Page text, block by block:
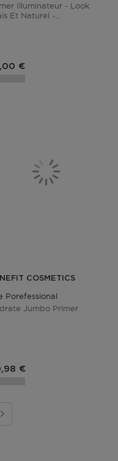
Illuminateur - Look
Et Naturel -
€
COSMETICS
Porefessional
Jumbo Primer
€